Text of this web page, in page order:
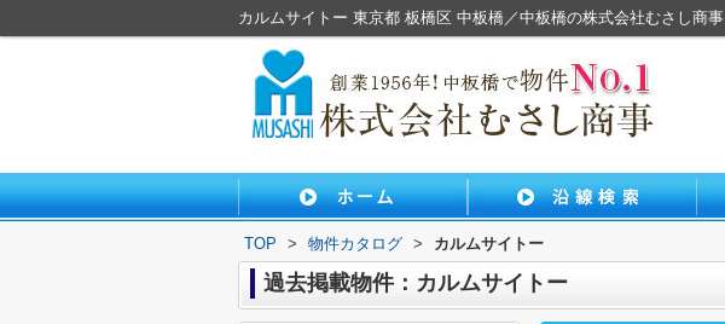
カルムサイトー 東京都 板橋区 中板橋／中板橋の株式会社むさし商事
TOP > 物件カタログ > カルムサイトー
過去掲載物件：カルムサイトー